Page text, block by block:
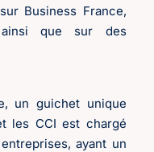
Business France,
que sur des
un guichet unique
les CCI est chargé
ayant un